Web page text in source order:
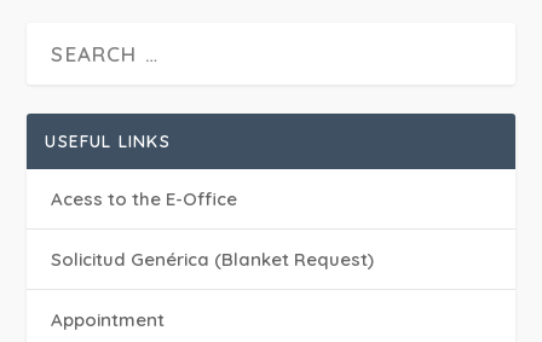
USEFUL LINKS
Acess to the E-Office
Solicitud Genérica (Blanket Request)
Appointment